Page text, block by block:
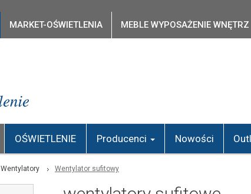
MARKET-OŚWIETLENIA MEBLE WYPOSAŻENIE WNĘTRZ
OŚWIETLENIE Producenci Nowości
Wentylatory Wentylator sufitowy